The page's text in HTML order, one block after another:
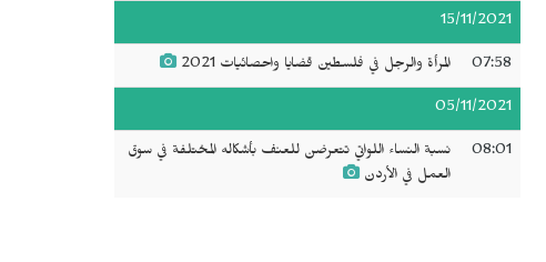
15/11/2021
07:58 المرأة والرجل في فلسطين قضايا واحصائيات 2021
05/11/2021
08:01
نسبة النساء اللواتي تتعرضن للعنف بأشكاله المختلفة في سوق
العمل في الأردن